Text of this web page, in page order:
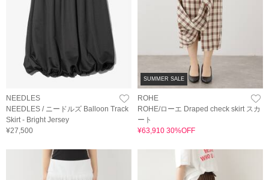
NEEDLES
NEEDLES / ニードルズ Balloon Track
Skirt - Bright Jersey
¥27,500
SUMMER SALE
ROHE
ROHE/ローエ Draped check skirt スカ
ート
¥63,910 30%OFF